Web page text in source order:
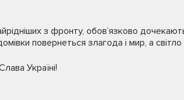
з фронту, обов’язково
повернеться злагода і мир, а
Україні!